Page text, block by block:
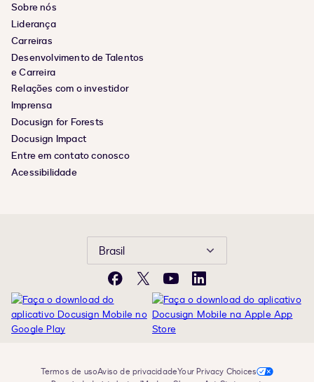
Sobre nós
Liderança
Carreiras
Desenvolvimento de Talentos
e Carreira
Relações com o investidor
Imprensa
Docusign for Forests
Docusign Impact
Entre em contato conosco
Acessibilidade
Brasil
Facebook
X YouTubeLinkedIn
Termos de usoAviso de privacidadeYour Privacy Choices